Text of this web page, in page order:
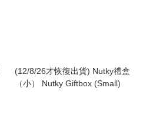
(12/8/26才恢復出貨) Nutky禮盒
（小） Nutky Giftbox (Small)